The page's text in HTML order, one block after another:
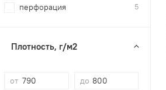
перфорация 5
Плотность, г/м2
от до